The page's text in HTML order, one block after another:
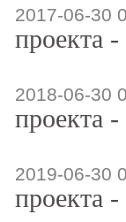
2017-06-30
проекта
2018-06-30
проекта
2019-06-30
проекта